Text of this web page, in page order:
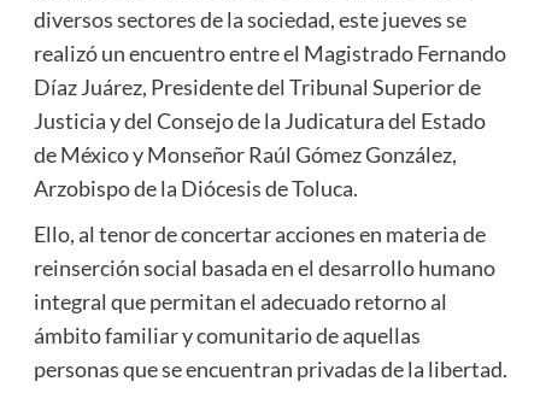
diversos sectores de la sociedad, este jueves se
realizó un encuentro entre el Magistrado Fernando
Díaz Juárez, Presidente del Tribunal Superior de
Justicia y del Consejo de la Judicatura del Estado
de México y Monseñor Raúl Gómez González,
Arzobispo de la Diócesis de Toluca.
Ello, al tenor de concertar acciones en materia de
reinserción social basada en el desarrollo humano
integral que permitan el adecuado retorno al
ámbito familiar y comunitario de aquellas
personas que se encuentran privadas de la libertad.